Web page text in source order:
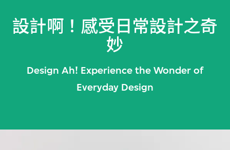
設計啊！感受日常設計之奇
妙
Design Ah! Experience the Wonder of
Everyday Design